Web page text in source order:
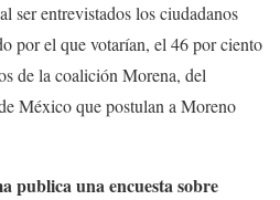
ser entrevistados los ciudadanos
por el que votarían, el 46 por ciento
de la coalición Morena, del
México que postulan a Moreno
publica una encuesta sobre